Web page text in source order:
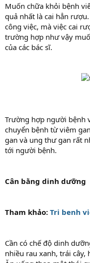
Muốn chữa khỏi bệnh
quả nhất là cai hẳn
công việc, mà việc cai
trường hợp như vậy
của các bác sĩ.
Trường hợp người bệnh
chuyển bệnh từ viêm
gan và ung thư gan rất
tới người bệnh.
Cân bằng dinh dưỡng
Tham khảo: Tri benh
Cần có chế độ dinh
nhiều rau xanh, trái cây,